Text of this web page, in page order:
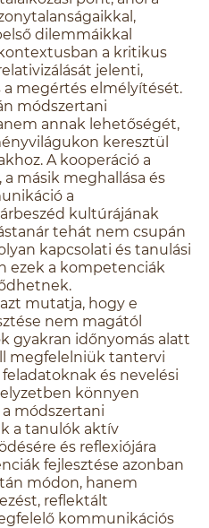
dilemmáikkal
a kritikus
jelenti,
a megértés elmélyítését.
módszertani
annak lehetőségét,
keresztül
A kooperáció a
a másik meghallása és
a
kultúrájának
tehát nem csupán
kapcsolati és tanulási
ezek a kompetenciák
mutatja, hogy e
nem magától
gyakran időnyomás alatt
megfelelniük tantervi
és nevelési
könnyen
módszertani
a tanulók aktív
és reflexiójára
fejlesztése azonban
módon, hanem
reflektált
kommunikációs